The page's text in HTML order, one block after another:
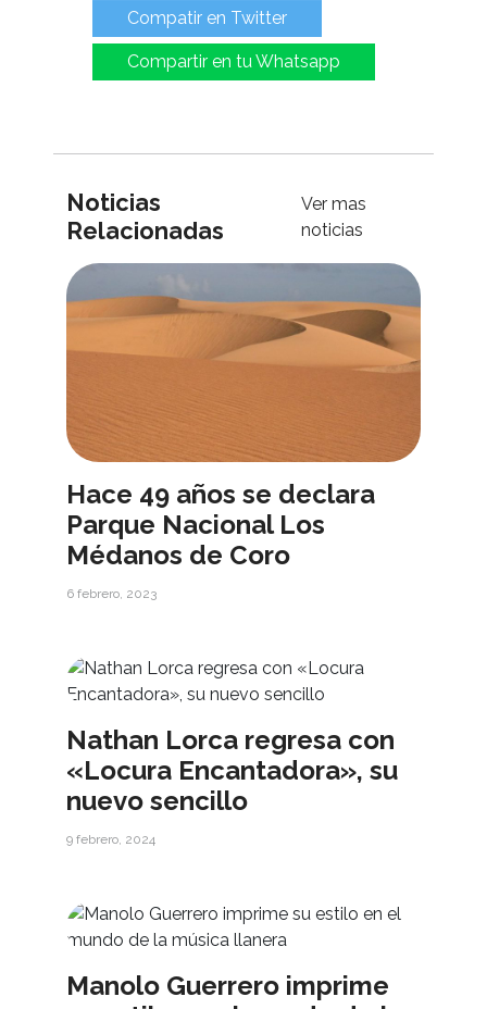
Compatir en Twitter
Compartir en tu Whatsapp
Noticias
Relacionadas
Ver mas
noticias
Hace 49 años se declara
Parque Nacional Los
Médanos de Coro
6 febrero, 2023
Nathan Lorca regresa con
«Locura Encantadora», su
nuevo sencillo
9 febrero, 2024
Manolo Guerrero imprime